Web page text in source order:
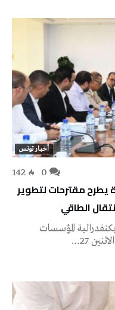
أخبار تونس
142
يطرح مقترحات لتطوير
الطاقي
المؤسسات
27…